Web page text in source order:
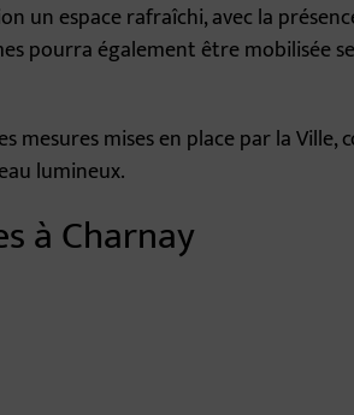
un espace rafraîchi, avec la
pourra également être mobilisée
mises en place par la Ville,
lumineux.
à Charnay